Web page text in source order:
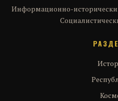
Информационно-